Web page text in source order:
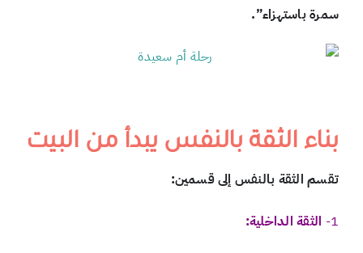
سمرة باستهزاء”.
بناء الثقة بالنفس يبدأ من البيت
تقسم الثقة بالنفس إلى قسمين:
1- الثقة الداخلية: